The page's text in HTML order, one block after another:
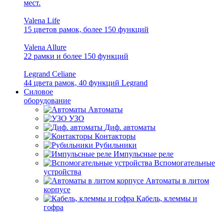
мест.
Valena Life
15 цветов рамок, более 150 функций
Valena Allure
22 рамки и более 150 функций
Legrand Celiane
44 цвета рамок, 40 функций Legrand
Силовое
оборудование
Автоматы
УЗО
Диф. автоматы
Контакторы
Рубильники
Импульсные реле
Вспомогательные
устройства
Автоматы в литом
корпусе
Кабель, клеммы и
гофра